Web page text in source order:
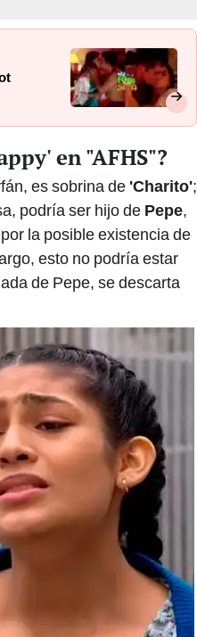
en "AFHS"?
es sobrina de 'Charito';
podría ser hijo de Pepe,
la posible existencia de
esto no podría estar
de Pepe, se descarta